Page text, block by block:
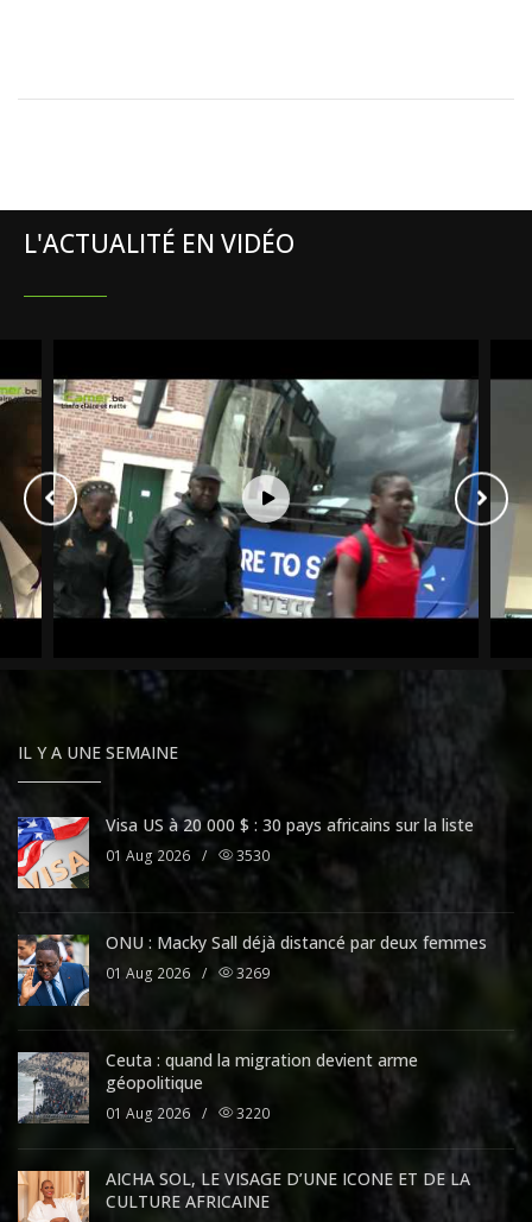
L'ACTUALITÉ EN VIDÉO
IL Y A UNE SEMAINE
Visa US à 20 000 $ : 30 pays africains sur la liste
01 Aug 2026 / 3530
ONU : Macky Sall déjà distancé par deux femmes
01 Aug 2026 / 3269
Ceuta : quand la migration devient arme
géopolitique
01 Aug 2026 / 3220
AICHA SOL, LE VISAGE D’UNE ICONE ET DE LA
CULTURE AFRICAINE